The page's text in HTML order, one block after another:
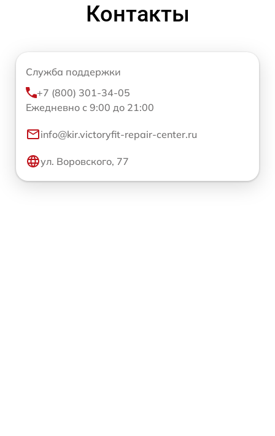
Контакты
Служба поддержки
+7 (800) 301-34-05
Ежедневно с 9:00 до 21:00
info@kir.victoryfit-repair-center.ru
ул. Воровского, 77